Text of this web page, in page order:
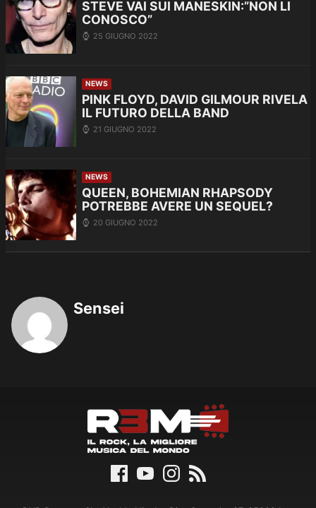
STEVE VAI SUI MANESKIN:”NON LI
CONOSCO”
25 GIUGNO 2022
NEWS
PINK FLOYD, DAVID GILMOUR RIVELA
IL FUTURO DELLA BAND
21 GIUGNO 2022
NEWS
QUEEN, BOHEMIAN RHAPSODY
POTREBBE AVERE UN SEQUEL?
20 GIUGNO 2022
Sensei